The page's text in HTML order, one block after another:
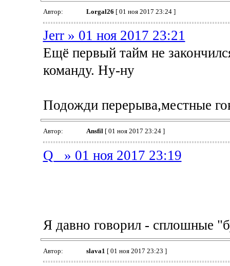
Автор: Lorgal26 [ 01 ноя 2017 23:24 ]
Jerr » 01 ноя 2017 23:21
Ещё первый тайм не
команду. Ну-ну
Подожди перерыва,местные
Автор: Ansfil[ 01 ноя 2017 23:24 ]
Q_ » 01 ноя 2017 23:19
Я давно говорил - сплошные
Автор: slava1 [ 01 ноя 2017 23:23 ]